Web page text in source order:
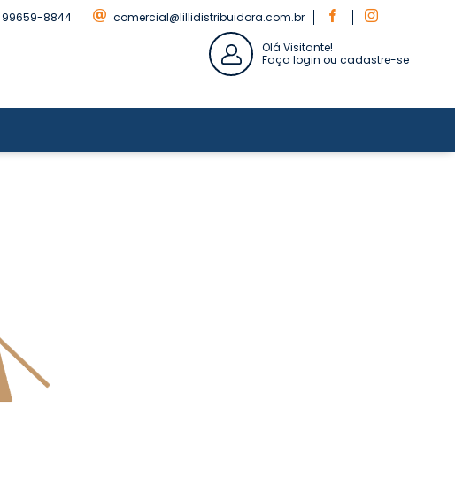
99659-8844
comercial@lillidistribuidora.com.br
Olá Visitante!
Faça login ou cadastre-se